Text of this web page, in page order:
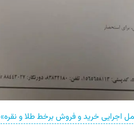
اجرایی خرید و فروش برخط طلا و نقره»